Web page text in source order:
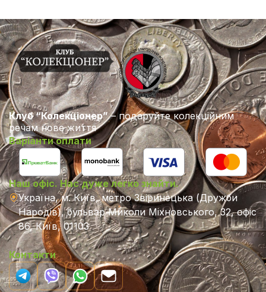
Клуб “Колекціонер”– подаруйте колекційним
речам нове життя
Варіанти оплати
Наш офіс. Нас дуже легко знайти.
Україна, м. Київ, метро Звіринецька (Дружби
Народів), бульвар Миколи Міхновського, 32, офіс
86, Київ, 01103
Контакти